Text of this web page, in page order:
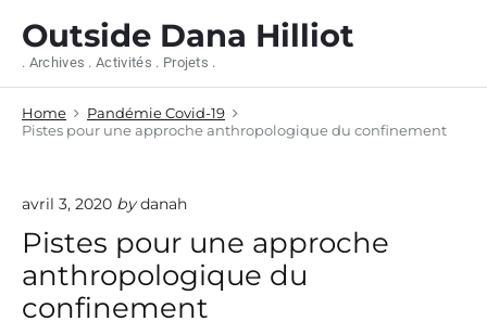
Outside Dana Hilliot
. Archives . Activités . Projets .
Home
Pandémie Covid-19
Pistes pour une approche anthropologique du confinement
avril 3, 2020 by danah
Pistes pour une approche
anthropologique du
confinement